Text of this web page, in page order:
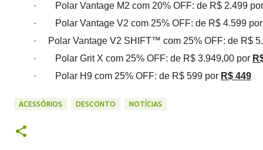
· Polar Vantage M2 com 20% OFF: de R$ 2.499
· Polar Vantage V2 com 25% OFF: de R$ 4.599
· Polar Vantage V2 SHIFT™ com 25% OFF: de R$
· Polar Grit X com 25% OFF: de R$ 3.949,00 por
· Polar H9 com 25% OFF: de R$ 599 por R$ 449
ACESSÓRIOS DESCONTO NOTÍCIAS